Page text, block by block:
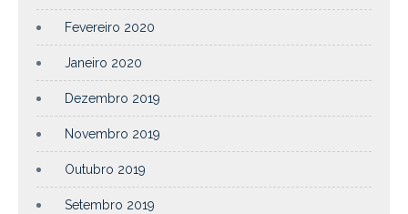
Fevereiro 2020
Janeiro 2020
Dezembro 2019
Novembro 2019
Outubro 2019
Setembro 2019